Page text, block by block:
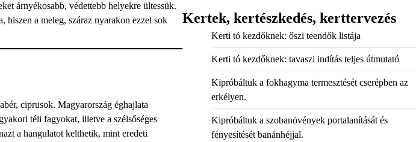
árnyékosabb, védettebb helyekre ültessük.
hiszen a meleg, száraz nyarakon ezzel sok
ciprusok. Magyarország éghajlata
téli fagyokat, illetve a szélsőséges
a hangulatot kelthetik, mint eredeti
Kertek, kertészkedés, kerttervezés
Kerti tó kezdőknek: őszi teendők listája
Kerti tó kezdőknek: tavaszi indítás teljes útmutató
Kipróbáltuk a fokhagyma termesztését cserépben az
erkélyen.
Kipróbáltuk a szobanövények portalanítását és
fényesítését banánhéjjal.